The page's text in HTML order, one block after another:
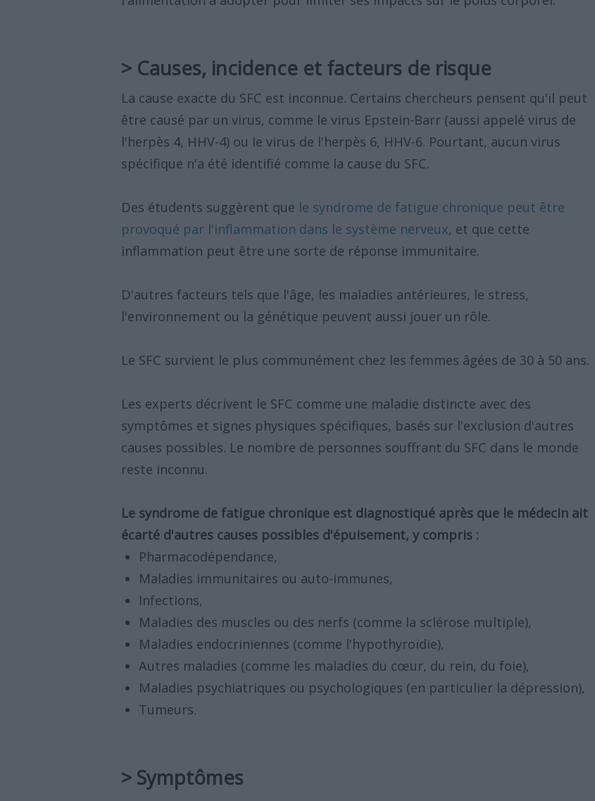
> Causes, incidence et facteurs de risque
La cause exacte du SFC est inconnue. Certains chercheurs pensent qu'il peut
être causé par un virus, comme le virus Epstein-Barr (aussi appelé virus de
l'herpès 4, HHV-4) ou le virus de l'herpès 6, HHV-6. Pourtant, aucun virus
spécifique n'a été identifié comme la cause du SFC.
Des étudents suggèrent que le syndrome de fatigue chronique peut être
provoqué par l'inflammation dans le système nerveux, et que cette
inflammation peut être une sorte de réponse immunitaire.
D'autres facteurs tels que l'âge, les maladies antérieures, le stress,
l'environnement ou la génétique peuvent aussi jouer un rôle.
Le SFC survient le plus communément chez les femmes âgées de 30 à 50 ans.
Les experts décrivent le SFC comme une maladie distincte avec des
symptômes et signes physiques spécifiques, basés sur l'exclusion d'autres
causes possibles. Le nombre de personnes souffrant du SFC dans le monde
reste inconnu.
Le syndrome de fatigue chronique est diagnostiqué après que le médecin ait
écarté d'autres causes possibles d'épuisement, y compris :
Pharmacodépendance,
Maladies immunitaires ou auto-immunes,
Infections,
Maladies des muscles ou des nerfs (comme la sclérose multiple),
Maladies endocriniennes (comme l'hypothyroïdie),
Autres maladies (comme les maladies du cœur, du rein, du foie),
Maladies psychiatriques ou psychologiques (en particulier la dépression),
Tumeurs.
> Symptômes